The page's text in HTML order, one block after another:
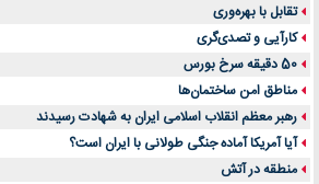
تقابل با بهره‌وری
کارآیی و تصدی‌گری
50 دقیقه سرخ بورس
مناطق امن ساختمان‌ها
رهبر معظم انقلاب اسلامی ایران به شهادت رسیدند
آیا آمریکا آماده جنگی طولانی با ایران است؟
منطقه در آتش